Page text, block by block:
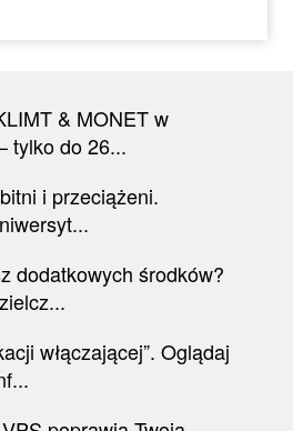
& MONET w
tylko do 26...
i przeciążeni.
dodatkowych środków?
włączającej”. Oglądaj